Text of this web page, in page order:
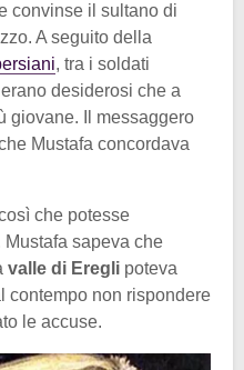
convinse il sultano di
A seguito della
, tra i soldati
desiderosi che a
giovane. Il messaggero
Mustafa concordava
che potesse
sapeva che
valle di Eregli poteva
contempo non rispondere
le accuse.